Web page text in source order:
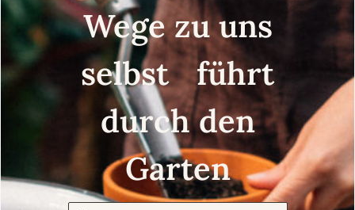
Wege zu uns
selbst führt
durch den
Garten